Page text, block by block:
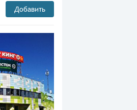
Добавить